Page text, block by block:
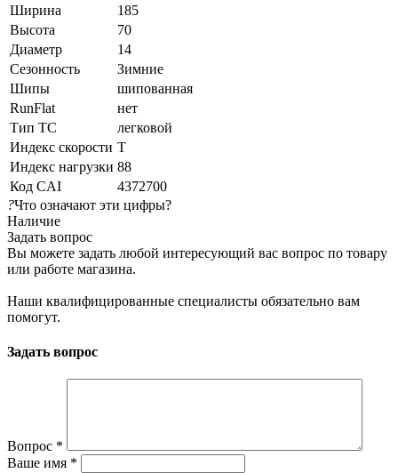
Ширина
185
Высота
70
Диаметр
14
Сезонность
Зимние
Шипы
шипованная
RunFlat
нет
Тип ТС
легковой
Индекс скорости T
Индекс нагрузки 88
Код CAI
4372700
?Что означают эти цифры?
Наличие
Задать вопрос
Вы можете задать любой интересующий вас вопрос по товару
или работе магазина.
Наши квалифицированные специалисты обязательно вам
помогут.
Задать вопрос
Вопрос *
Ваше имя *